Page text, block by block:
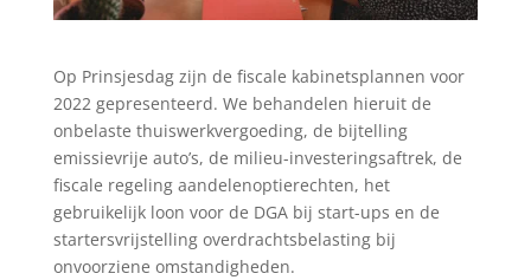
Op Prinsjesdag zijn de fiscale kabinetsplannen voor
2022 gepresenteerd. We behandelen hieruit de
onbelaste thuiswerkvergoeding, de bijtelling
emissievrije auto’s, de milieu-investeringsaftrek, de
fiscale regeling aandelenoptierechten, het
gebruikelijk loon voor de DGA bij start-ups en de
startersvrijstelling overdrachtsbelasting bij
onvoorziene omstandigheden.